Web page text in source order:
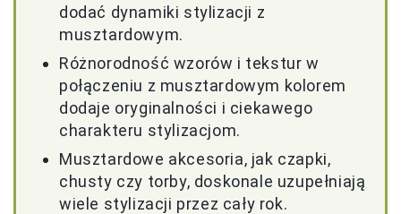
dodać dynamiki stylizacji z
musztardowym.
Różnorodność wzorów i tekstur w
połączeniu z musztardowym kolorem
dodaje oryginalności i ciekawego
charakteru stylizacjom.
Musztardowe akcesoria, jak czapki,
chusty czy torby, doskonale uzupełniają
wiele stylizacji przez cały rok.